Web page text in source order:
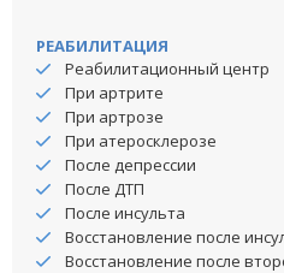
РЕАБИЛИТАЦИЯ
Реабилитационный центр
При артрите
При артрозе
При атеросклерозе
После депрессии
После ДТП
После инсульта
Восстановление после
Восстановление после